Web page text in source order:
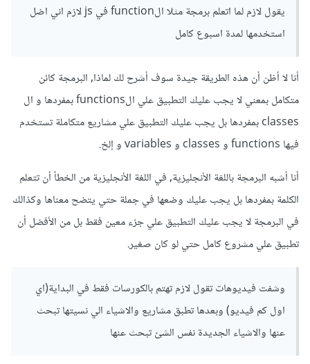
يقول لازم لما اتعلم برمجة مثلا الfunction في js لازم اني اضل
استخدمها لمدة اسبوع كامل
أنا لا أظن أن هذه الطريقة جيدة سوف أشرح لك لماذا, البرمجة كائن
متكامل بمعني لا يجب عليك التطبيق علي الfunctions بمفردها و ال
classes بمفردها بل يجب عليك التطبيق علي مشاريع متكاملة تستخدم
فيها functions و classes و variables و إلخ.
أنا أشبه البرمجة باللغة الأنجليزية, في اللغة الأنجليزية من الخطأ أن تتعلم
الكلمة بمفردها بل يجب عليك وضعها في جملة حتي يتضح معناها وكذالك
في البرمجة لا يجب عليك التطبيق علي جزء معين فقط بل من الأفضل أن
تطبيق علي مشروع كامل حتي لو كان صغير.
وشفت فيديوهات تقول لازم تهتم بالكورسات فقط في البداية(اي
اول كم فيديو) وبعدها تطبق مشاريع والاشياء الي نسيتها تبحث
عنها والاشياء الجديدة نفس الشئ تبحث عنها